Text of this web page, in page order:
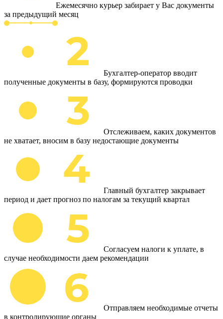
Ежемесячно курьер забирает у Вас документы
за предыдущий месяц
Бухгалтер-оператор вводит
полученные документы в базу, формируются проводки
Отслеживаем, каких документов
не хватает, вносим в базу недостающие документы
Главный бухгалтер закрывает
период и дает прогноз по налогам за текущий квартал
Согласуем налоги к уплате, в
случае необходимости даем рекомендации
Отправляем необходимые отчеты
в контролирующие органы